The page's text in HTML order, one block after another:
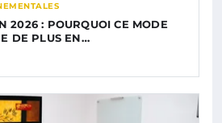
2026 : POURQUOI CE MODE
DE PLUS EN…